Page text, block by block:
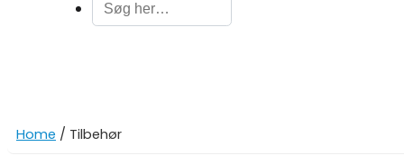
Home / Tilbehør